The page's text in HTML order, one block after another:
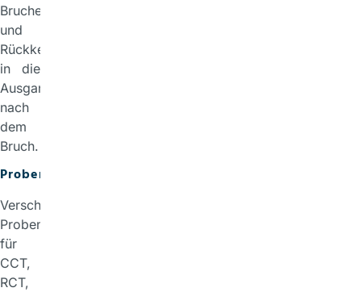
Brucherkennung
und
Rückkehr
in die
Ausgangsposition
nach
dem
Bruch.
Probenhalter
Verschiedene
Probenhalter
für
CCT,
RCT,